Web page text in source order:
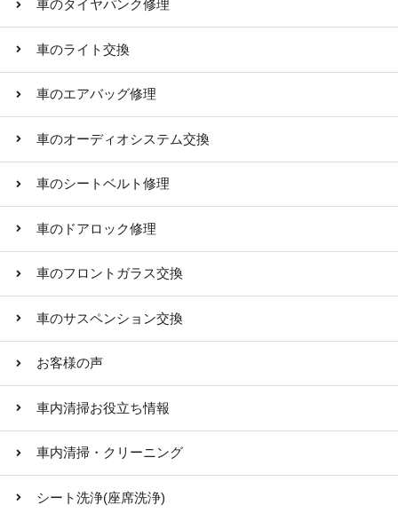
車のタイヤパンク修理
車のライト交換
車のエアバッグ修理
車のオーディオシステム交換
車のシートベルト修理
車のドアロック修理
車のフロントガラス交換
車のサスペンション交換
お客様の声
車内清掃お役立ち情報
車内清掃・クリーニング
シート洗浄(座席洗浄)